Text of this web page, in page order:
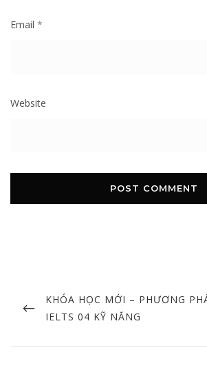
Email *
Website
navigation
PREVIOUS
POST
KHÓA HỌC MỚI – PHƯƠNG
IELTS 04 KỸ NĂNG